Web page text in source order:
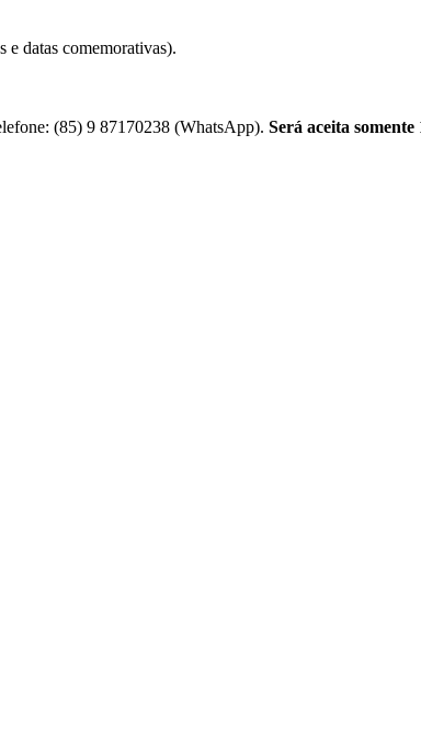
e datas comemorativas).
(85) 9 87170238 (WhatsApp). Será aceita